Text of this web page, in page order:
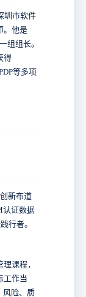
圳市软件
。他是
组组长。
得
等多项
新布道
认证数据
行者。
课程，
工作当
风险、质